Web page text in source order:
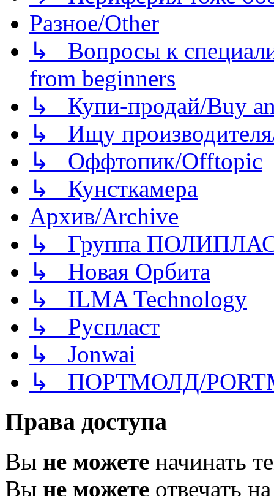
Разное/Other
↳ Вопросы к
from beginners
↳ Купи-продай/Buy
↳ Ищу
↳ Оффтопик/Offtopic
↳ Кунсткамера
Архив/Archive
↳ Группа
↳ Новая Орбита
↳ ILMA Technology
↳ Руспласт
↳ Jonwai
↳ ПОРТМОЛД/
Права доступа
Вы не можете начинать
Вы не можете отвечать